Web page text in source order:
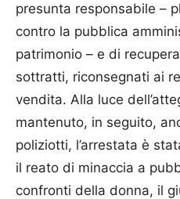
presunta responsabile –
contro la pubblica
patrimonio – e di
sottratti, riconsegnati ai
vendita. Alla luce
mantenuto, in seguito,
poliziotti, l’arrestata è
il reato di minaccia a
confronti della donna, il